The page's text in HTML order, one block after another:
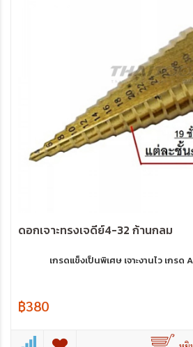
ดอกเจาะทรงเจดีย์4-32 ก้านกลม
เกรดแข็งเป็นพิเศษ เจาะงานไว เกรด
฿380